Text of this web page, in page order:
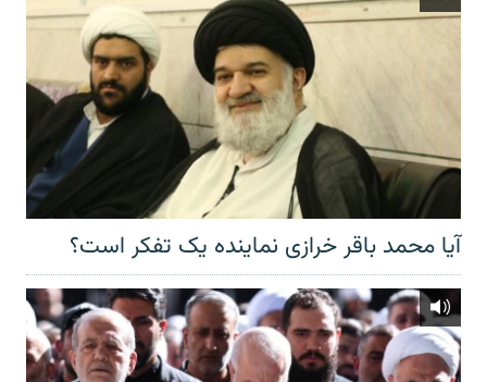
آیا محمد باقر خرازی نماینده یک تفکر است؟